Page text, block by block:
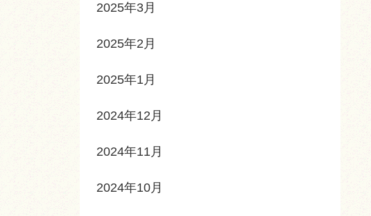
2025年3月
2025年2月
2025年1月
2024年12月
2024年11月
2024年10月